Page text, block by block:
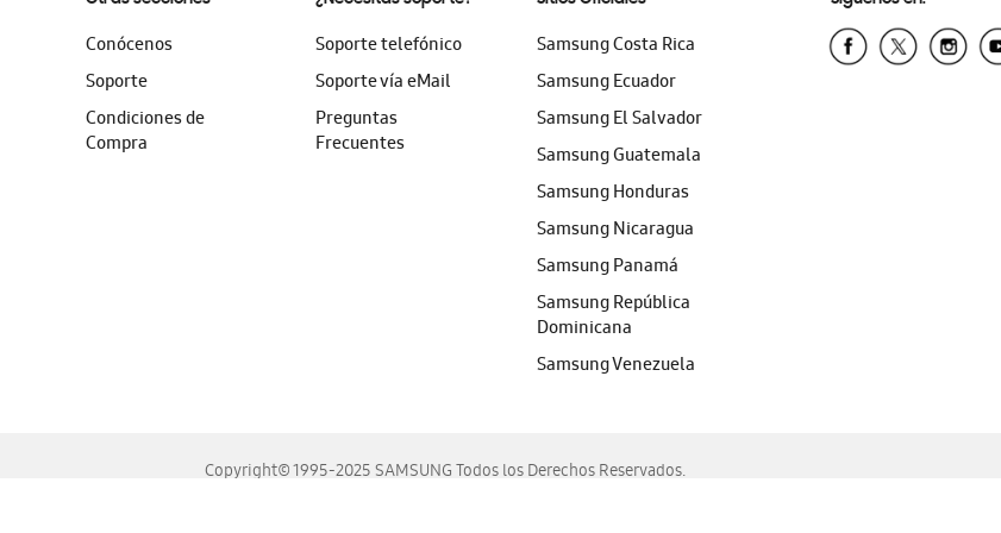
Conócenos
Soporte
Condiciones de
Compra
Soporte telefónico
Soporte vía eMail
Preguntas
Frecuentes
Samsung Costa Rica
Samsung Ecuador
Samsung El Salvador
Samsung Guatemala
Samsung Honduras
Samsung Nicaragua
Samsung Panamá
Samsung República
Dominicana
Samsung Venezuela
Copyright© 1995-2025 SAMSUNG Todos los Derechos Reservados.